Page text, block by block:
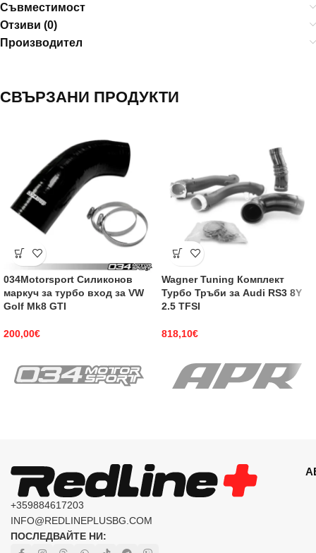
Съвместимост
Отзиви (0)
Производител
СВЪРЗАНИ ПРОДУКТИ
034Motorsport Силиконов
маркуч за турбо вход за VW
Golf Mk8 GTI
200,00€
Wagner Tuning Комплект
Турбо Тръби за Audi RS3 8Y
2.5 TFSI
818,10€
+359884617203
INFO@REDLINEPLUSBG.COM
ПОСЛЕДВАЙТЕ НИ: